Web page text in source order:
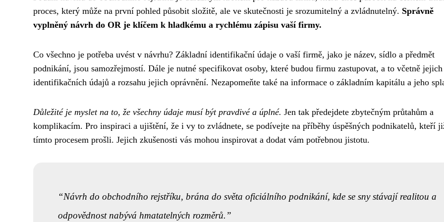
proces, který může na první pohled působit složitě, ale ve skutečnosti je srozumitelný a zvládnutelný. Správně
vyplněný návrh do OR je klíčem k hladkému a rychlému zápisu vaší firmy.
Co všechno je potřeba uvést v návrhu? Základní identifikační údaje o vaší firmě, jako je název, sídlo a předmět
podnikání, jsou samozřejmostí. Dále je nutné specifikovat osoby, které budou firmu zastupovat, a to včetně jejich
identifikačních údajů a rozsahu jejich oprávnění. Nezapomeňte také na informace o základním kapitálu a jeho
Důležité je myslet na to, že všechny údaje musí být pravdivé a úplné. Jen tak předejdete zbytečným průtahům a
komplikacím. Pro inspiraci a ujištění, že i vy to zvládnete, se podívejte na příběhy úspěšných podnikatelů, kteří
tímto procesem prošli. Jejich zkušenosti vás mohou inspirovat a dodat vám potřebnou jistotu.
Návrh do obchodního rejstříku, brána do světa oficiálního podnikání, kde se sny stávají realitou a
odpovědnost nabývá hmatatelných rozměrů.